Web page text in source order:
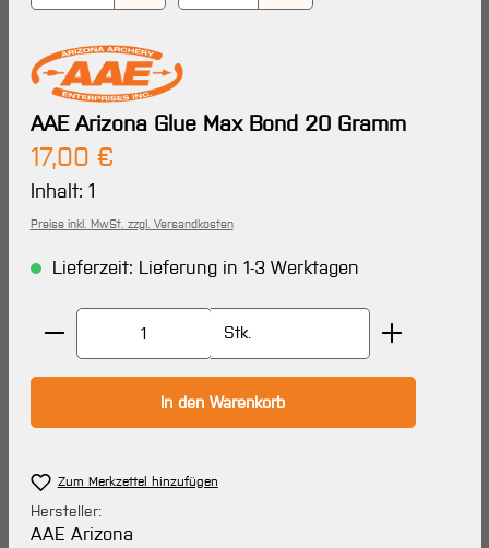
AAE Arizona Glue Max Bond 20 Gramm
Regulärer Preis:
17,00 €
Inhalt: 1
Preise inkl. MwSt. zzgl. Versandkosten
Lieferzeit: Lieferung in 1-3 Werktagen
Produkt Anzahl: Gib den gewünschten Wert ein
Stk.
In den Warenkorb
Zum Merkzettel hinzufügen
Hersteller:
AAE Arizona